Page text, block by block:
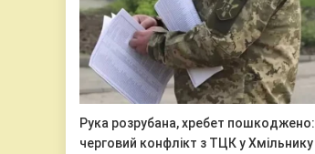
Рука розрубана, хребет пошкоджено:
черговий конфлікт з ТЦК у Хмільнику